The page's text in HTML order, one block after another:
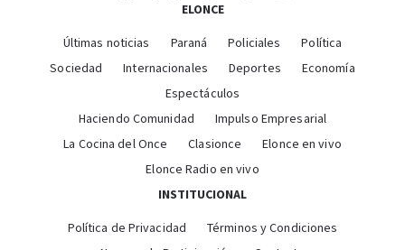
ELONCE
Últimas noticias Paraná Policiales
Política
Sociedad
Internacionales Deportes
Economía
Espectáculos
Haciendo Comunidad
Impulso Empresarial
La Cocina del Once
Clasionce
Elonce en vivo
Elonce Radio en vivo
INSTITUCIONAL
Política de Privacidad
Términos y Condiciones